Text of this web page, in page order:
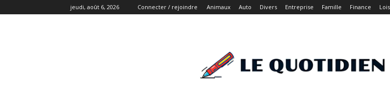
jeudi, août 6, 2026 Connecter / rejoindre Animaux Auto Divers Entreprise Famille Finance